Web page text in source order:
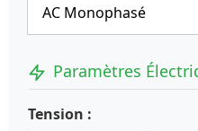
Paramètres
Tension :